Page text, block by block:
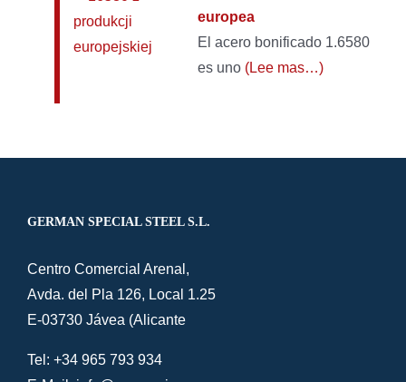
europea
El acero bonificado 1.6580
es uno (Lee mas…)
GERMAN SPECIAL STEEL S.L.
Centro Comercial Arenal,
Avda. del Pla 126, Local 1.25
E-03730 Jávea (Alicante
Tel: +34 965 793 934